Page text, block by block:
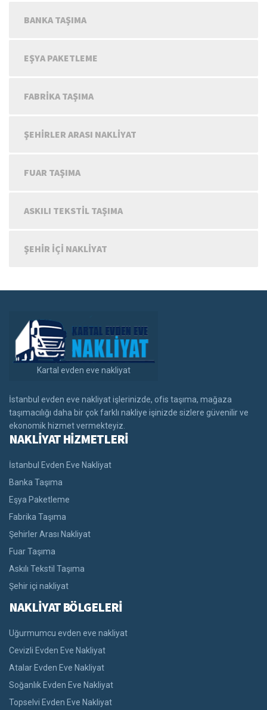
BANKA TAŞIMA
EŞYA PAKETLEME
FABRIKA TAŞIMA
ŞEHIRLER ARASI NAKLIYAT
FUAR TAŞIMA
ASKILI TEKSTIL TAŞIMA
ŞEHIR IÇI NAKLIYAT
Kartal evden eve nakliyat
İstanbul evden eve nakliyat işlerinizde, ofis taşıma, mağaza
taşımacılığı daha bir çok farklı nakliye işinizde sizlere güvenilir ve
ekonomik hizmet vermekteyiz.
NAKLİYAT HİZMETLERİ
İstanbul Evden Eve Nakliyat
Banka Taşıma
Eşya Paketleme
Fabrika Taşıma
Şehirler Arası Nakliyat
Fuar Taşıma
Askılı Tekstil Taşıma
Şehir içi nakliyat
NAKLİYAT BÖLGELERİ
Uğurmumcu evden eve nakliyat
Cevizli Evden Eve Nakliyat
Atalar Evden Eve Nakliyat
Soğanlık Evden Eve Nakliyat
Topselvi Evden Eve Nakliyat